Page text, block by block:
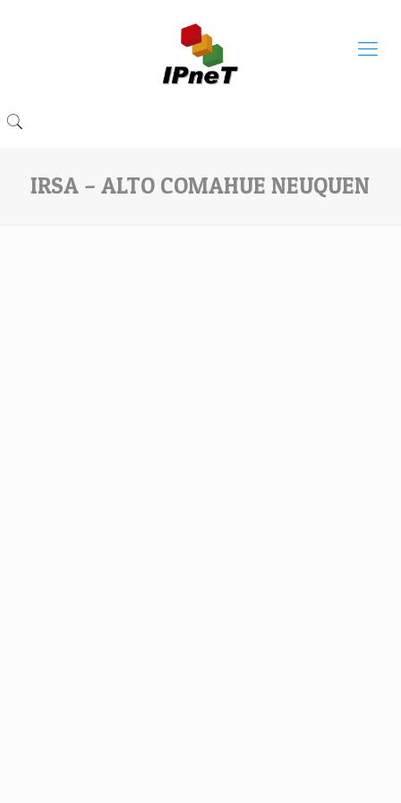
IRSA – ALTO COMAHUE NEUQUEN